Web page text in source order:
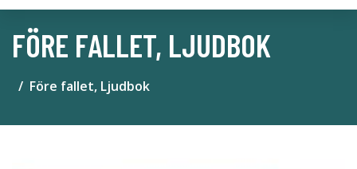
FÖRE FALLET, LJUDBOK
Före fallet, Ljudbok